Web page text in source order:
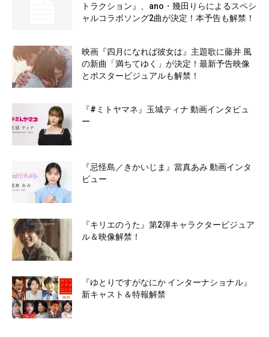
トラクション』、ano・幾田りらによるスペシ
ャルコラボソング2曲が決定！本予告も解禁！
映画『四月になれば彼女は』主題歌に藤井 風
の新曲「満ちてゆく」が決定！最新予告映像
とポスタービジュアルも解禁！
『#ミトヤマネ』玉城ティナ 動画インタビュ
ー
『忌怪島／きかいじま』當真あみ 動画インタ
ビュー
『キリエのうた』第2弾キャラクタービジュア
ル＆映像解禁！
『ゆとりですがなにか インターナショナル』
新キャスト＆特報解禁